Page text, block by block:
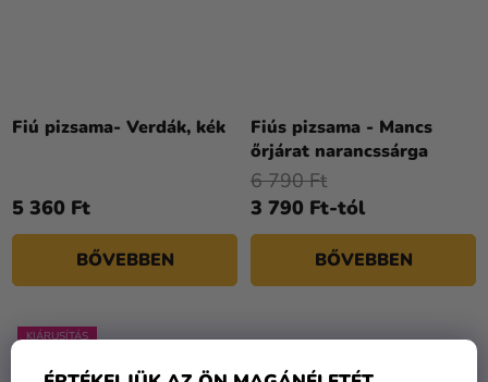
Fiú pizsama- Verdák, kék
5 360 Ft
BŐVEBBEN
Fiús pizsama - Mancs
őrjárat narancssárga
3 790 Ft-tól
6 790 Ft
BŐVEBBEN
KIÁRUSÍTÁS